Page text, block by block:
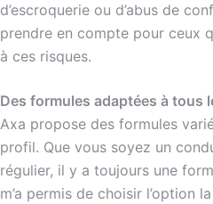
d’escroquerie ou d’abus de
prendre en compte pour ceux
à ces risques.
Des formules adaptées à tous
Axa propose des formules
profil. Que vous soyez un
régulier, il y a toujours une
m’a permis de choisir l’option